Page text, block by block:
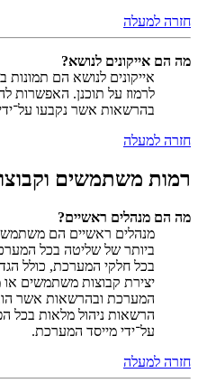
חזרה למעלה
מה הם אייקונים לנושא?
אייקונים לנושא הם
לרמוז על תוכנן. האפשרות
בהרשאות אשר נקבעו
חזרה למעלה
רמות משתמשים
מה הם מנהלים ראשיים?
מנהלים ראשיים הם
ביותר של שליטה בכל
בכל חלקי המערכת, כולל
יצירת קבוצות משתמשים או
המערכת ובהרשאות אשר
הרשאות ניהול מלאות בכל
על־ידי מייסד המערכת.
חזרה למעלה